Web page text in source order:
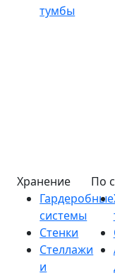
Гардеробные
системы
Стенки
Стеллажи
и